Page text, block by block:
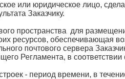
или юридическое лицо,
Заказчику.
пространства для
ресурсов, обеспечивающая
почтового сервера
Регламента, в
- период времени, в